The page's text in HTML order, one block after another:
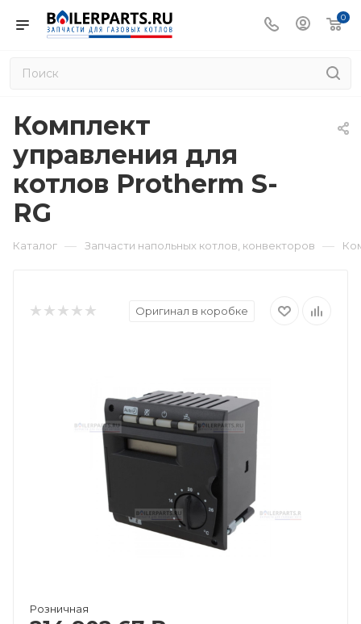
0
Комплект
управления для
котлов Protherm S-
RG
Каталог — Запчасти напольных котлов, конвекторов —
Оригинал в коробке
Розничная